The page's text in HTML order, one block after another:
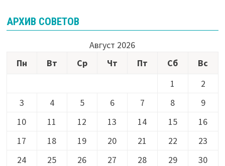
АРХИВ СОВЕТОВ
Август 2026
Пн
Вт Ср Чт Пт Сб
Вс
1
2
3
4 5 6 7 8
9
10
11 12 13 14 15
16
17
18 19 20 21 22
23
24
25 26 27 28 29
30